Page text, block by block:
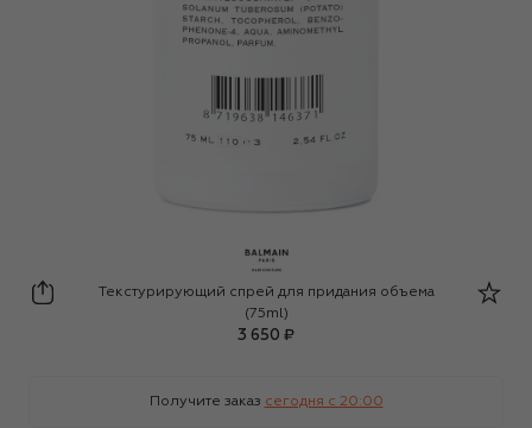
Balmain Hair Couture
Текстурирующий спрей для придания объема
(75ml)
3 650 ₽
Получите заказ сегодня c 20:00